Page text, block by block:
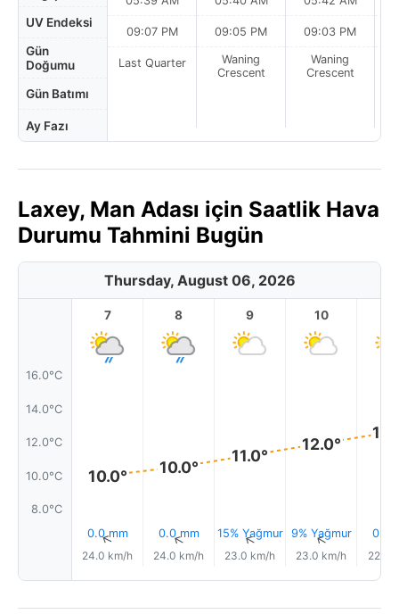
UV Endeksi
Gün
Doğumu
Gün Batımı
Ay Fazı
09:07 PM
Last Quarter
09:05 PM
Waning
Crescent
09:03 PM
Waning
Crescent
Laxey, Man Adası için Saatlik Hava
Durumu Tahmini Bugün
Thursday, August 06, 2026
16.0°C
14.0°C
12.0°C
10.0°C
8.0°C
7
10.0°
0.0 mm
↑
24.0 km/h
8
10.0°
0.0 mm
↑
24.0 km/h
9
11.0°
15% Yağmur
↑
23.0 km/h
10
12.0°
9% Yağmur
↑
23.0 km/h
0.0
22.0